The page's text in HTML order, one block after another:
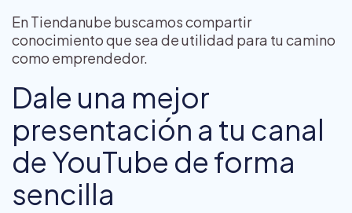
En Tiendanube buscamos compartir
conocimiento que sea de utilidad para tu camino
como emprendedor.
Dale una mejor
presentación a tu canal
de YouTube de forma
sencilla